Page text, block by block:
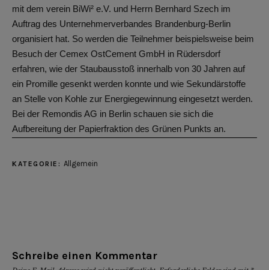
mit dem verein BiWi² e.V. und Herrn Bernhard Szech im
Auftrag des Unternehmerverbandes Brandenburg-Berlin
organisiert hat. So werden die Teilnehmer beispielsweise beim
Besuch der Cemex OstCement GmbH in Rüdersdorf
erfahren, wie der Staubausstoß innerhalb von 30 Jahren auf
ein Promille gesenkt werden konnte und wie Sekundärstoffe
an Stelle von Kohle zur Energiegewinnung eingesetzt werden.
Bei der Remondis AG in Berlin schauen sie sich die
Aufbereitung der Papierfraktion des Grünen Punkts an.
KATEGORIE: Allgemein
Schreibe einen Kommentar